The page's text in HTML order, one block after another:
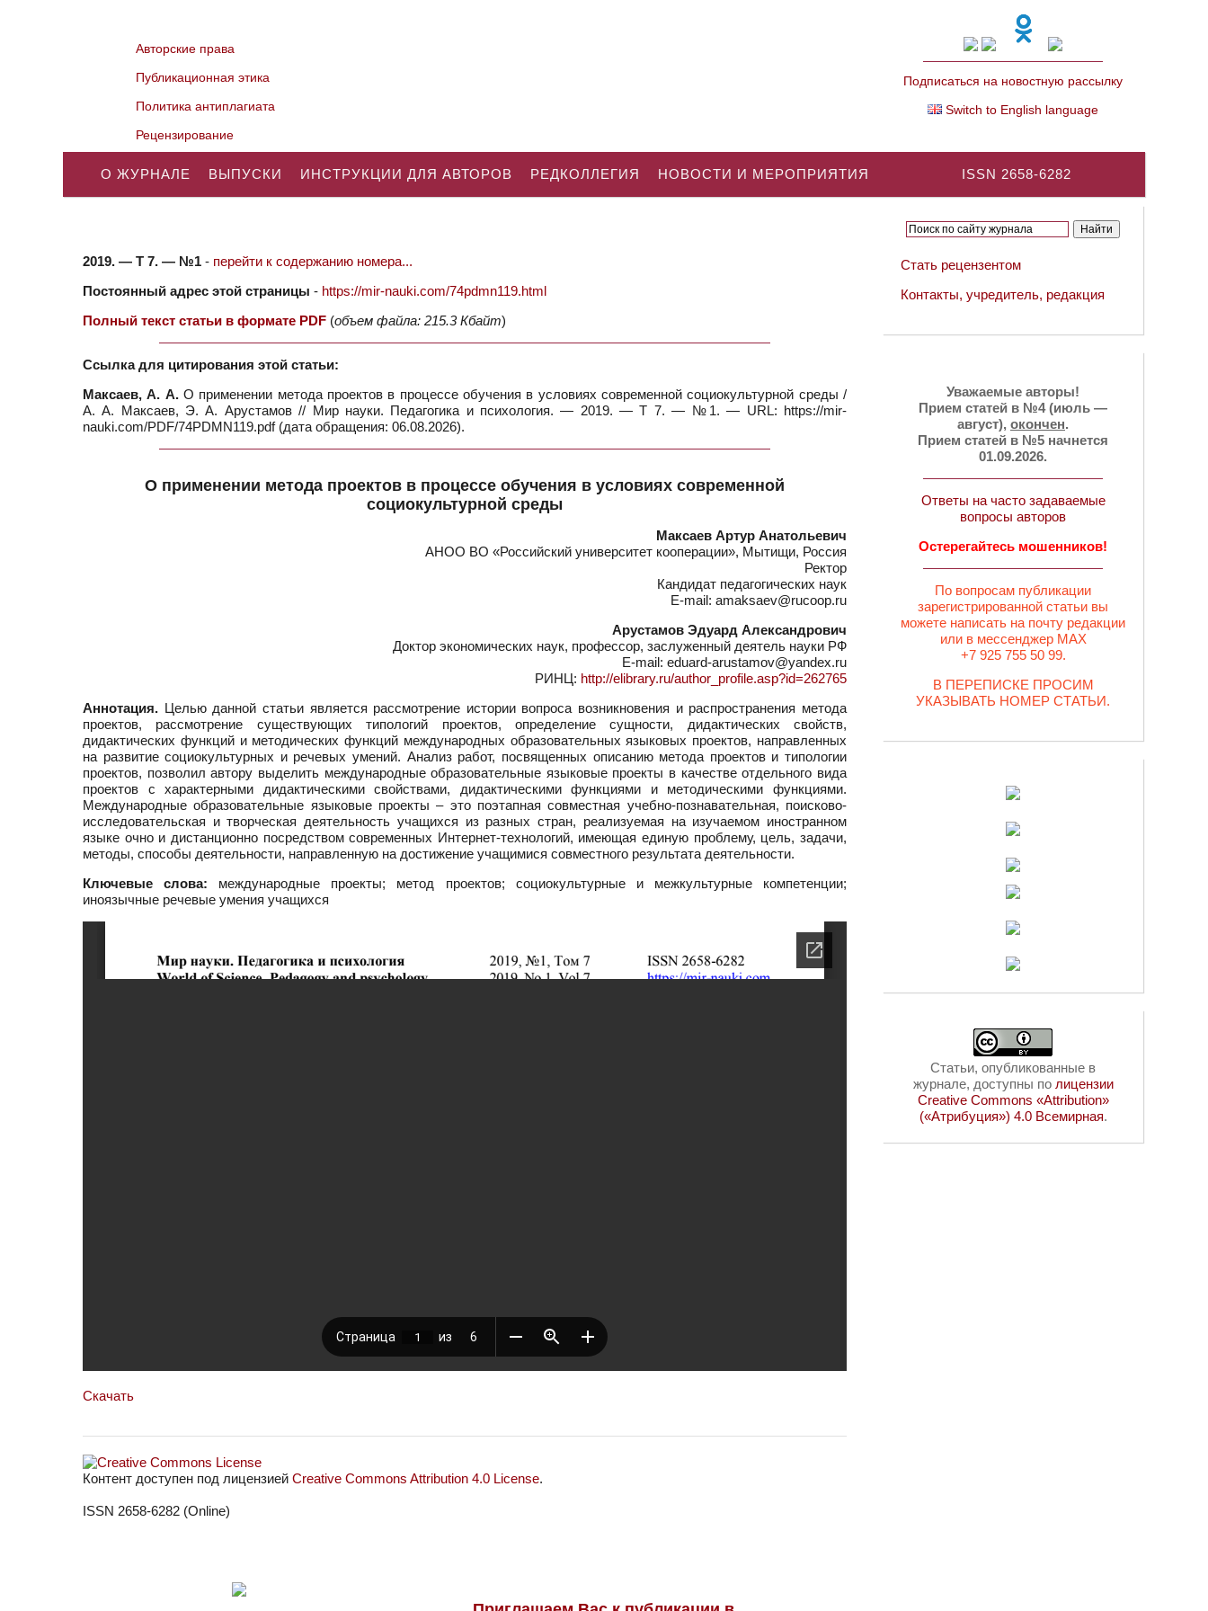
Авторские права
Публикационная этика
Политика антиплагиата
Рецензирование
Подписаться на новостную рассылку
Switch to English language
ISSN 2658-6282
О ЖУРНАЛЕ ВЫПУСКИ ИНСТРУКЦИИ ДЛЯ АВТОРОВ РЕДКОЛЛЕГИЯ НОВОСТИ И МЕРОПРИЯТИЯ
2019. — Т 7. — №1 - перейти к содержанию номера...
Постоянный адрес этой страницы - https://mir-nauki.com/74pdmn119.html
Полный текст статьи в формате PDF (объем файла: 215.3 Кбайт)
Ссылка для цитирования этой статьи:
Максаев, А. А.О применении метода проектов в процессе обучения в условиях современной социокультурной среды /
А. А. Максаев, Э. А. Арустамов // Мир науки. Педагогика и психология. — 2019. — Т 7. — №1. — URL: https://mir-
nauki.com/PDF/74PDMN119.pdf (дата обращения: 06.08.2026).
О применении метода проектов в процессе обучения в условиях современной
социокультурной среды
Максаев Артур Анатольевич
АНОО ВО «Российский университет кооперации», Мытищи, Россия
Ректор
Кандидат педагогических наук
E-mail: amaksaev@rucoop.ru
Арустамов Эдуард Александрович
Доктор экономических наук, профессор, заслуженный деятель науки РФ
E-mail: eduard-arustamov@yandex.ru
РИНЦ: http://elibrary.ru/author_profile.asp?id=262765
Аннотация. Целью данной статьи является рассмотрение истории вопроса возникновения и распространения метода
проектов, рассмотрение существующих типологий проектов, определение сущности, дидактических свойств,
дидактических функций и методических функций международных образовательных языковых проектов, направленных
на развитие социокультурных и речевых умений. Анализ работ, посвященных описанию метода проектов и типологии
проектов, позволил автору выделить международные образовательные языковые проекты в качестве отдельного вида
проектов с характерными дидактическими свойствами, дидактическими функциями и методическими функциями.
Международные образовательные языковые проекты – это поэтапная совместная учебно-познавательная, поисково-
исследовательская и творческая деятельность учащихся из разных стран, реализуемая на изучаемом иностранном
языке очно и дистанционно посредством современных Интернет-технологий, имеющая единую проблему, цель, задачи,
методы, способы деятельности, направленную на достижение учащимися совместного результата деятельности.
Ключевые слова: международные проекты; метод проектов; социокультурные и межкультурные компетенции;
иноязычные речевые умения учащихся
Скачать
Контент доступен под лицензией Creative Commons Attribution 4.0 License.
ISSN 2658-6282 (Online)
Стать рецензентом
Контакты, учредитель, редакция
Уважаемые авторы!
Прием статей в №4 (июль —
август), окончен.
Прием статей в №5 начнется
01.09.2026.
Ответы на часто задаваемые
вопросы авторов
Остерегайтесь мошенников!
По вопросам публикации
зарегистрированной статьи вы
можете написать на почту редакции
или в мессенджер MAX
+7 925 755 50 99.
В ПЕРЕПИСКЕ ПРОСИМ
УКАЗЫВАТЬ НОМЕР СТАТЬИ.
Статьи, опубликованные в
журнале, доступны по лицензии
Creative Commons «Attribution»
(«Атрибуция») 4.0 Всемирная.